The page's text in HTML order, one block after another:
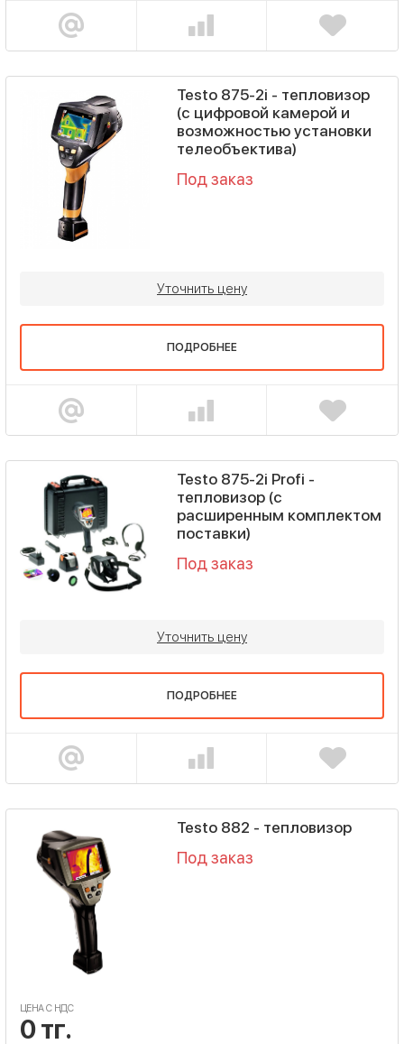
Testo 875-2i - тепловизор
(с цифровой камерой и
возможностью установки
телеобъектива)
Под заказ
Уточнить цену
ПОДРОБНЕЕ
Testo 875-2i Profi -
тепловизор (с
расширенным комплектом
поставки)
Под заказ
Уточнить цену
ПОДРОБНЕЕ
Testo 882 - тепловизор
Под заказ
ЦЕНА С НДС
0 тг.